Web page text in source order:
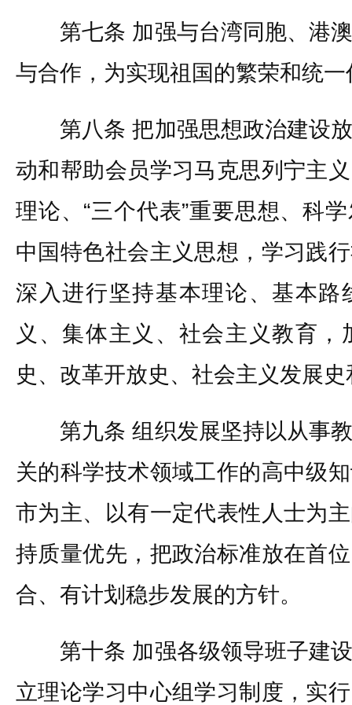
第七条 加强与台湾同胞、港澳
与合作，为实现祖国的繁荣和统
第八条 把加强思想政治建设放
动和帮助会员学习马克思列宁主
理论、“三个代表”重要思想、科
中国特色社会主义思想，学习践
深入进行坚持基本理论、基本路
义、集体主义、社会主义教育
史、改革开放史、社会主义发展
第九条 组织发展坚持以从事教
关的科学技术领域工作的高中级
市为主、以有一定代表性人士为
持质量优先，把政治标准放在首
合、有计划稳步发展的方针。
第十条 加强各级领导班子建设
立理论学习中心组学习制度，实